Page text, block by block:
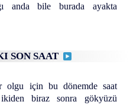
anda bile burada ayakta
SON SAAT
olgu için bu dönemde saat
biraz sonra gökyüzü